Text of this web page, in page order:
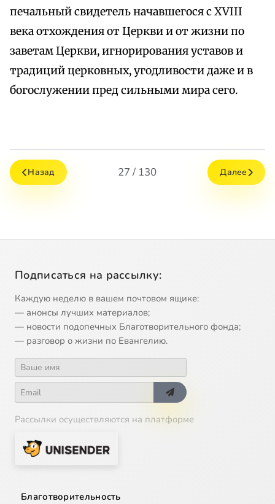
печальный свидетель начавшегося с XVIII
века отхождения от Церкви и от жизни по
заветам Церкви, игнорирования уставов и
традиций церковных, угодливости даже и в
богослужении пред сильными мира сего.
Назад 27 / 130 Далее
Подписаться на рассылку:
Каждую неделю в вашем почтовом ящике:
— анонсы лучших материалов;
— новости подопечных Благотворительного фонда;
— разговор о жизни по Евангелию.
Рассылки осуществляются на платформе
Благотворительность